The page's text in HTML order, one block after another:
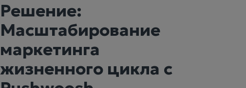
Решение:
Масштабирование
маркетинга
жизненного цикла с